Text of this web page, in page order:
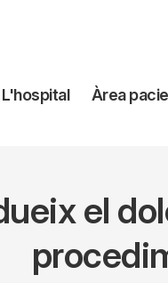
Navegación
L'hospital Àrea
el